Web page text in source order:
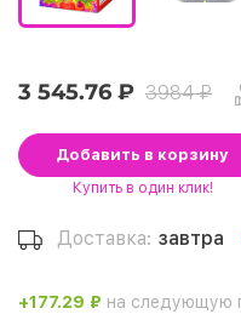
3 545.76 ₽ 3984 ₽
Добавить в корзину
Купить в один клик!
Доставка: завтра
+177.29 ₽ на следующую